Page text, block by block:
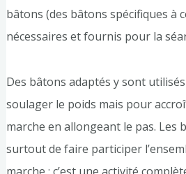
bâtons (des bâtons spécifiques à
nécessaires et fournis pour la
Des bâtons adaptés y sont
soulager le poids mais pour
marche en allongeant le pas. Les
surtout de faire participer